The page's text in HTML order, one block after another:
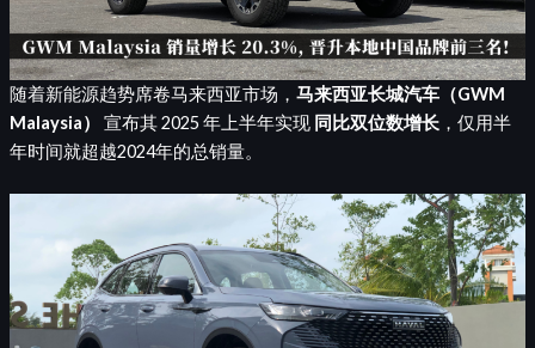
随着新能源趋势席卷马来西亚市场， 马来西亚长城汽车（GWM
Malaysia）
宣布其 2025 年上半年实现 同比双位数增长，仅用半
年时间就超越2024年的总销量。